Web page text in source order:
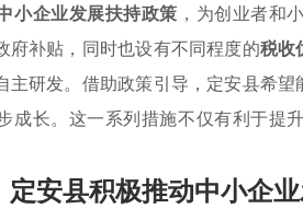
小企业发展扶持政策 ，为创业者和
府补贴，同时也设有不同程度的税收
主研发。借助政策引导，定安县希
成长。这一系列措施不仅有利于提
定安县积极推动中小企